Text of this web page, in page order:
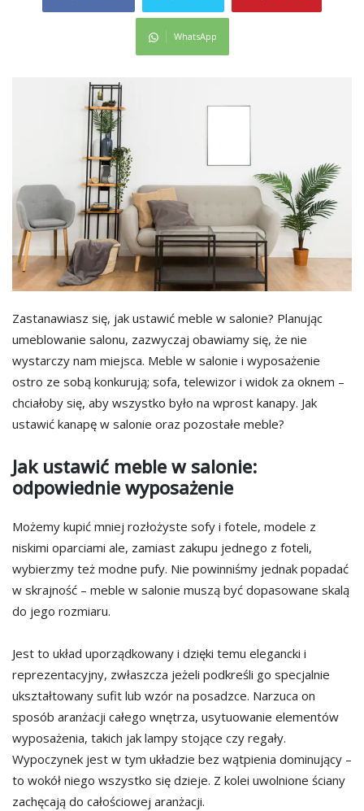
WhatsApp
Zastanawiasz się, jak ustawić meble w salonie? Planując
umeblowanie salonu, zazwyczaj obawiamy się, że nie
wystarczy nam miejsca. Meble w salonie i wyposażenie
ostro ze sobą konkurują; sofa, telewizor i widok za oknem –
chciałoby się, aby wszystko było na wprost kanapy. Jak
ustawić kanapę w salonie oraz pozostałe meble?
Jak ustawić meble w salonie:
odpowiednie wyposażenie
Możemy kupić mniej rozłożyste sofy i fotele, modele z
niskimi oparciami ale, zamiast zakupu jednego z foteli,
wybierzmy też modne pufy. Nie powinniśmy jednak popadać
w skrajność – meble w salonie muszą być dopasowane skalą
do jego rozmiaru.
Jest to układ uporządkowany i dzięki temu elegancki i
reprezentacyjny, zwłaszcza jeżeli podkreśli go specjalnie
ukształtowany sufit lub wzór na posadzce. Narzuca on
sposób aranżacji całego wnętrza, usytuowanie elementów
wyposażenia, takich jak lampy stojące czy regały.
Wypoczynek jest w tym układzie bez wątpienia dominujący –
to wokół niego wszystko się dzieje. Z kolei uwolnione ściany
zachęcają do całościowej aranżacji.